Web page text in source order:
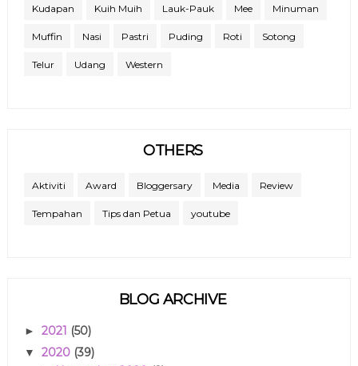
Kudapan Kuih Muih Lauk-Pauk Mee Minuman
Muffin Nasi Pastri Puding Roti Sotong
Telur Udang Western
OTHERS
Aktiviti Award Bloggersary Media Review
Tempahan Tips dan Petua youtube
BLOG ARCHIVE
► 2021 (50)
▼ 2020 (39)